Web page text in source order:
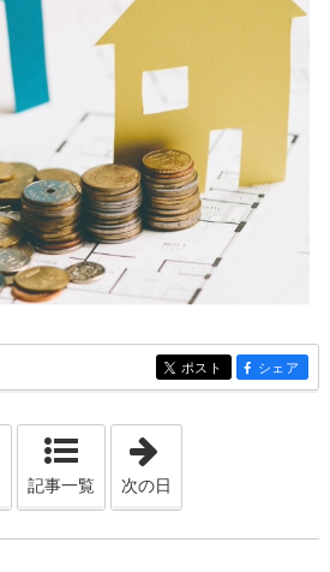
entry1044
ポスト entry1044
シェア
「2024年10月28日」
記事一覧 次の日